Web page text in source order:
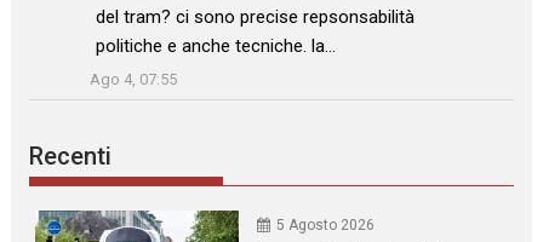
del tram? ci sono precise repsonsabilità
politiche e anche tecniche. la…
”
Ago 4, 07:55
Recenti
5 Agosto 2026